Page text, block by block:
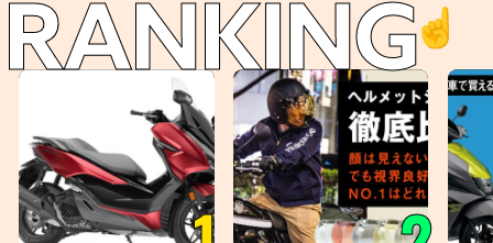
RANKING☝️